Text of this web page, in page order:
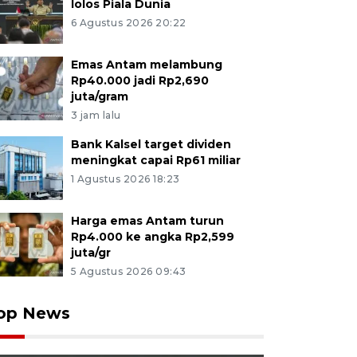
lolos Piala Dunia
6 Agustus 2026 20:22
Emas Antam melambung
Rp40.000 jadi Rp2,690
juta/gram
3 jam lalu
Bank Kalsel target dividen
meningkat capai Rp61 miliar
1 Agustus 2026 18:23
Harga emas Antam turun
Rp4.000 ke angka Rp2,599
juta/gr
5 Agustus 2026 09:43
News